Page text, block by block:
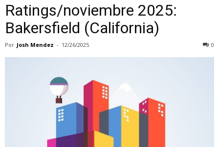
Ratings/noviembre 2025:
Bakersfield (California)
Por Josh Mendez - 12/26/2025 0